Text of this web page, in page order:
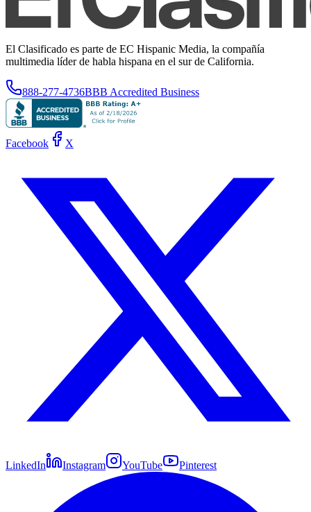
El Clasificado es parte de EC Hispanic Media, la compañía
multimedia líder de habla hispana en el sur de California.
888-277-4736BBB Accredited Business
Facebook X
LinkedIn Instagram YouTube Pinterest